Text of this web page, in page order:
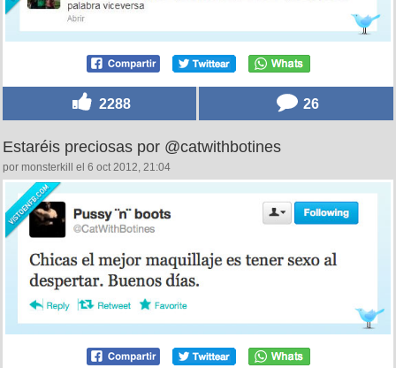
2288 26
Estaréis preciosas por @catwithbotines
por monsterkill el 6 oct 2012, 21:04